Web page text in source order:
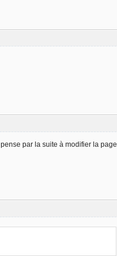
par la suite à modifier la page